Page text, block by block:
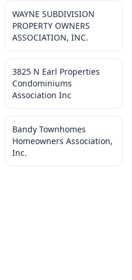
WAYNE SUBDIVISION
PROPERTY OWNERS
ASSOCIATION, INC.
3825 N Earl Properties
Condominiums
Association Inc
Bandy Townhomes
Homeowners Association,
Inc.